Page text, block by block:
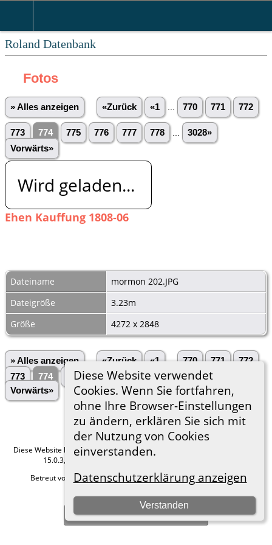
Roland Datenbank
Diese Website verwendet
Cookies. Wenn Sie fortfahren,
ohne Ihre Browser-Einstellungen
zu ändern, erklären Sie sich mit
der Nutzung von Cookies
einverstanden.
Datenschutzerklärung anzeigen
Verstanden
Fotos
» Alles anzeigen «Zurück «1 770 771 772
773 774 775 776 777 778
3028»
Vorwärts»
Wird geladen...
Ehen Kauffung 1808-06
Dateiname
mormon 202.JPG
Dateigröße
3.23m
Größe
4272 x 2848
» Alles anzeigen «Zurück «1 ... 770 771
772
773
774 775 776 777 778 ...
3028»
Vorwärts»
Diese Website läuft mitThe Next Generation of Genealogy Sitebuilding
15.0.3, programmiert von Darrin Lythgoe © 2001-2026.
Betreut von
Roland zu Dortmund e.V.. |Datenschutzerklärung.
Hier geht es zum Impressum
Zur Desktop-Webseite wechseln